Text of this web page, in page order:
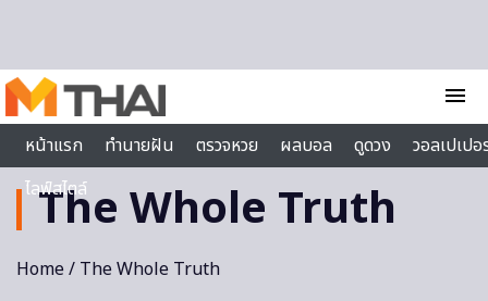
menu
หน้าแรก
ทำนายฝัน ตรวจหวย ผลบอล ดูดวง
วอลเปเป
ไลฟ์สไตล์
The Whole Truth
Home/ The Whole Truth